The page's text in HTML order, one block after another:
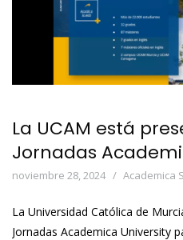
La UCAM está
Jornadas
noviembre 28, 2024 Academica
La Universidad Católica de
Jornadas Academica University